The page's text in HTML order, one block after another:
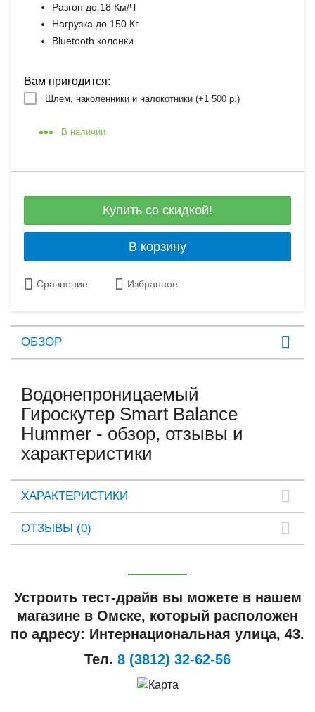
Разгон до 18 Км/Ч
Нагрузка до 150 Кг
Bluetooth колонки
Вам пригодится:
Шлем, наколенники и налокотники (+1 500 р.)
В наличии
Купить со скидкой!
В корзину
Сравнение Избранное
ОБЗОР
Водонепроницаемый
Гироскутер Smart Balance
Hummer - обзор, отзывы и
характеристики
ХАРАКТЕРИСТИКИ
ОТЗЫВЫ (0)
Устроить тест-драйв вы можете в нашем
магазине в Омске, который расположен
по адресу: Интернациональная улица, 43.
Тел. 8 (3812) 32-62-56